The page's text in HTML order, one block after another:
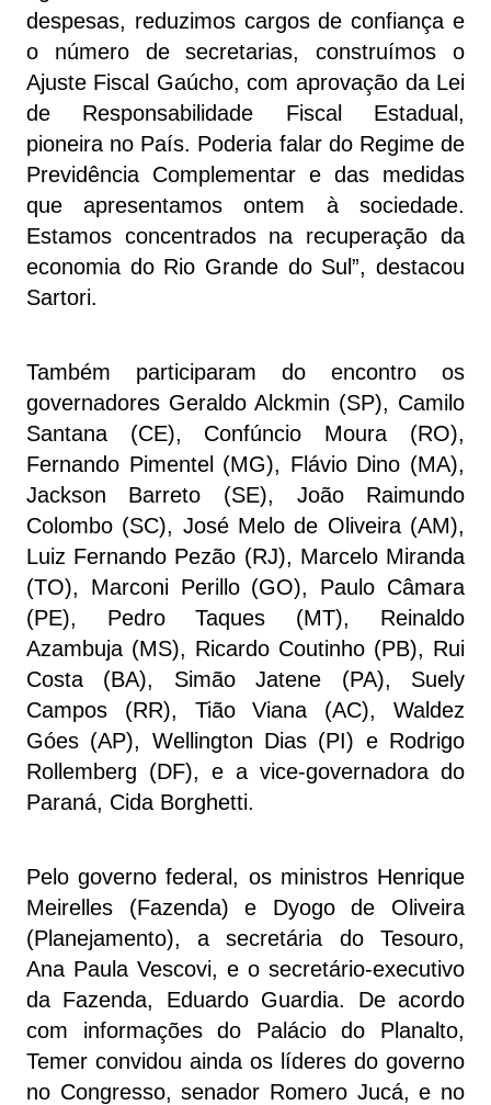
despesas, reduzimos cargos de confiança e
o número de secretarias, construímos o
Ajuste Fiscal Gaúcho, com aprovação da Lei
de Responsabilidade Fiscal Estadual,
pioneira no País. Poderia falar do Regime de
Previdência Complementar e das medidas
que apresentamos ontem à sociedade.
Estamos concentrados na recuperação da
economia do Rio Grande do Sul”, destacou
Sartori.
Também participaram do encontro os
governadores Geraldo Alckmin (SP), Camilo
Santana (CE), Confúncio Moura (RO),
Fernando Pimentel (MG), Flávio Dino (MA),
Jackson Barreto (SE), João Raimundo
Colombo (SC), José Melo de Oliveira (AM),
Luiz Fernando Pezão (RJ), Marcelo Miranda
(TO), Marconi Perillo (GO), Paulo Câmara
(PE), Pedro Taques (MT), Reinaldo
Azambuja (MS), Ricardo Coutinho (PB), Rui
Costa (BA), Simão Jatene (PA), Suely
Campos (RR), Tião Viana (AC), Waldez
Góes (AP), Wellington Dias (PI) e Rodrigo
Rollemberg (DF), e a vice-governadora do
Paraná, Cida Borghetti.
Pelo governo federal, os ministros Henrique
Meirelles (Fazenda) e Dyogo de Oliveira
(Planejamento), a secretária do Tesouro,
Ana Paula Vescovi, e o secretário-executivo
da Fazenda, Eduardo Guardia. De acordo
com informações do Palácio do Planalto,
Temer convidou ainda os líderes do governo
no Congresso, senador Romero Jucá, e no